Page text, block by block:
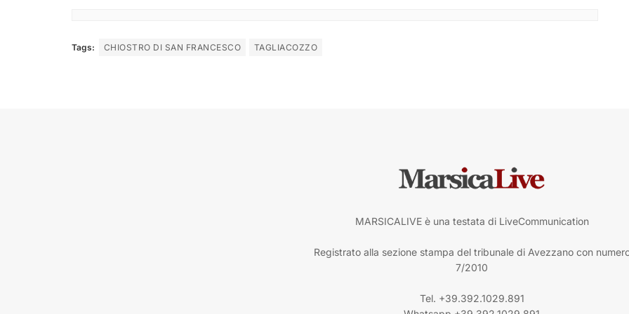
Tags: CHIOSTRO DI SAN FRANCESCO TAGLIACOZZO
MARSICALIVE è una testata di LiveCommunication
Registrato alla sezione stampa del tribunale di Avezzano con
7/2010
Tel. +39.392.1029.891